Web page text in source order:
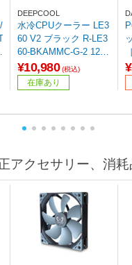
DEEPCOOL
水冷CPUクーラー LE3
60 V2 ブラック R-LE3
60-BKAMMC-G-2 120
mmファンｘ3 [LGA18
51/1700/1200/1155/11
51/1150・AM5/AM4]
¥10,980 (税込)
在庫あり
アクセサリー、消耗